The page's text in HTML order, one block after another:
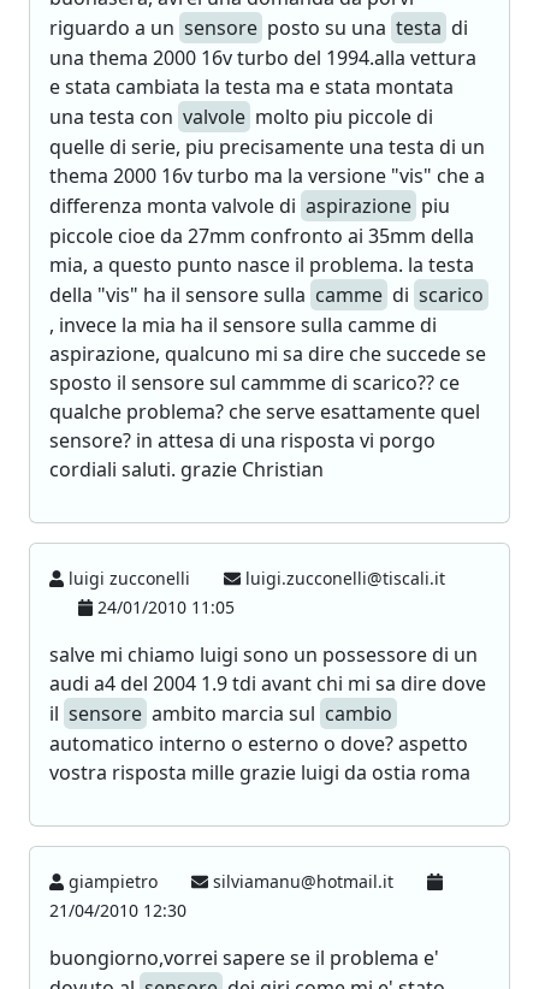
riguardo a un sensore posto su una testa di
una thema 2000 16v turbo del 1994.alla vettura
e stata cambiata la testa ma e stata montata
una testa con valvole molto piu piccole di
quelle di serie, piu precisamente una testa di un
thema 2000 16v turbo ma la versione "vis" che a
differenza monta valvole di aspirazione piu
piccole cioe da 27mm confronto ai 35mm della
mia, a questo punto nasce il problema. la testa
della "vis" ha il sensore sulla camme di scarico
, invece la mia ha il sensore sulla camme di
aspirazione, qualcuno mi sa dire che succede se
sposto il sensore sul cammme di scarico?? ce
qualche problema? che serve esattamente quel
sensore? in attesa di una risposta vi porgo
cordiali saluti. grazie Christian
luigi zucconelli
luigi.zucconelli@tiscali.it
24/01/2010 11:05
salve mi chiamo luigi sono un possessore di un
audi a4 del 2004 1.9 tdi avant chi mi sa dire dove
il sensore ambito marcia sul cambio
automatico interno o esterno o dove? aspetto
vostra risposta mille grazie luigi da ostia roma
giampietro
silviamanu@hotmail.it
21/04/2010 12:30
buongiorno,vorrei sapere se il problema e'